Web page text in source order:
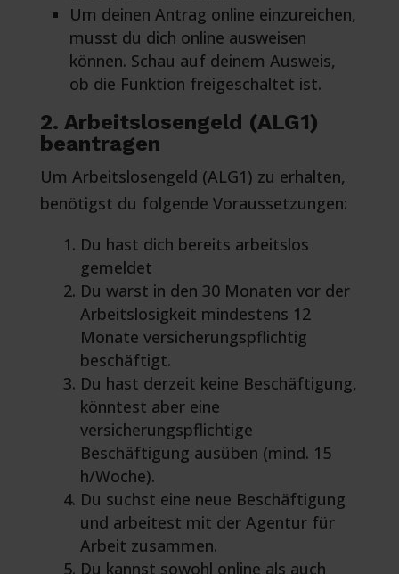
Um deinen Antrag online einzureichen,
musst du dich online ausweisen
können. Schau auf deinem Ausweis,
ob die Funktion freigeschaltet ist.
2. Arbeitslosengeld (ALG1)
beantragen
Um Arbeitslosengeld (ALG1) zu erhalten,
benötigst du folgende Voraussetzungen:
Du hast dich bereits arbeitslos
gemeldet
Du warst in den 30 Monaten vor der
Arbeitslosigkeit mindestens 12
Monate versicherungspflichtig
beschäftigt.
Du hast derzeit keine Beschäftigung,
könntest aber eine
versicherungspflichtige
Beschäftigung ausüben (mind. 15
h/Woche).
Du suchst eine neue Beschäftigung
und arbeitest mit der Agentur für
Arbeit zusammen.
Du kannst sowohl online als auch